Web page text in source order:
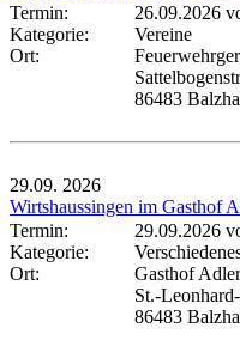
Termin:
26.09.2026
Kategorie:
Vereine
Ort:
86483
29.09. 2026
Wirtshaussingen im Gasthof
Termin:
29.09.2026
Kategorie:
Ort:
Gasthof Adler
St.-
86483